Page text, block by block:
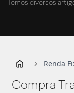
Temos diversos
Renda
Compra